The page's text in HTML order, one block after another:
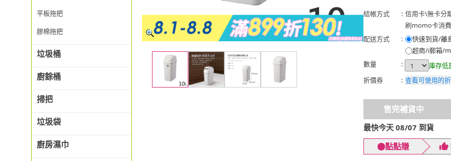
平板拖把
膠棉拖把
垃圾桶
廚餘桶
掃把
垃圾袋
廚房濕巾
結帳方式 : 信用卡\無卡分
刷momo卡消
配送方式
:
快速到貨/離
超商/i郵箱/
數量
:
庫存低
折價券
: 查看可使用的
售完補貨中
最快今天 08/07 到貨
點點賺